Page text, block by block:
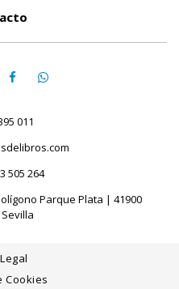
011
505 264
Parque Plata | 41900
Cookies